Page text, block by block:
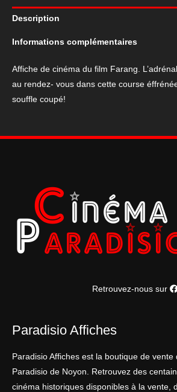
du
film
Farang
160
cm
Description
Informations complémentaires
Affiche de cinéma du film Farang.
au rendez- vous dans cette course
souffle coupé!
Retrouvez-nous sur
Paradisio Affiches
Paradisio Affiches est la boutique de vente
Paradisio de Noyon. Retrouvez des
cinéma historiques disponibles à la vente,